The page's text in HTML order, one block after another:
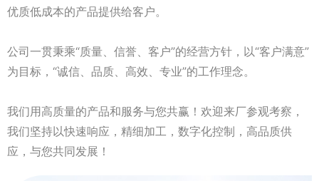
优质低成本的产品提供给客户。
公司一贯秉乘“质量、信誉、客户”的经营方针，以“客户满意”
为目标，“诚信、品质、高效、专业”的工作理念。
我们用高质量的产品和服务与您共赢！欢迎来厂参观考察，
我们坚持以快速响应，精细加工，数字化控制，高品质供
应，与您共同发展！